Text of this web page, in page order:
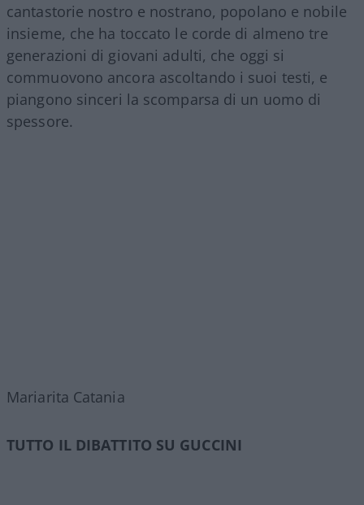
cantastorie nostro e nostrano, popolano e nobile
insieme, che ha toccato le corde di almeno tre
generazioni di giovani adulti, che oggi si
commuovono ancora ascoltando i suoi testi, e
piangono sinceri la scomparsa di un uomo di
spessore.
Mariarita Catania
TUTTO IL DIBATTITO SU GUCCINI